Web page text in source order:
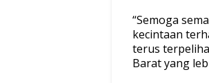
“Semoga
kecintaan
terus
Barat yang